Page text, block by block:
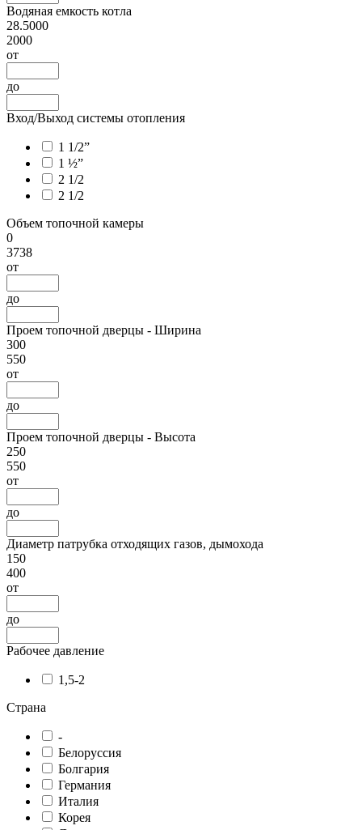
Водяная емкость котла
28.5000
2000
от
до
Вход/Выход системы отопления
1 1/2”
1 ½”
2 1/2
2 1/2
Объем топочной камеры
0
3738
от
до
Проем топочной дверцы - Ширина
300
550
от
до
Проем топочной дверцы - Высота
250
550
от
до
Диаметр патрубка отходящих газов, дымохода
150
400
от
до
Рабочее давление
1,5-2
Страна
-
Белоруссия
Болгария
Германия
Италия
Корея